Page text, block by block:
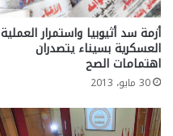
أزمة سد أثيوبيا واستمرار العملية
العسكرية بسيناء يتصدران
اهتمامات الصح
30 مايو، 2013